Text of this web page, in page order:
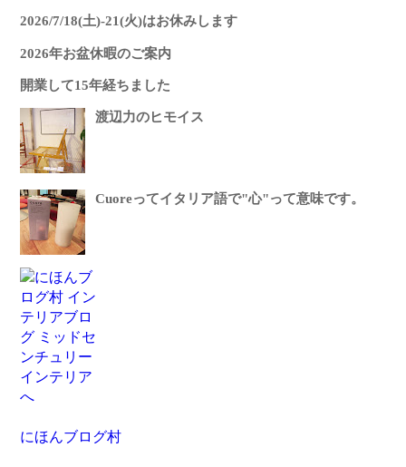
2026/7/18(土)-21(火)はお休みします
2026年お盆休暇のご案内
開業して15年経ちました
渡辺力のヒモイス
Cuoreってイタリア語で"心"って意味です。
にほんブログ村